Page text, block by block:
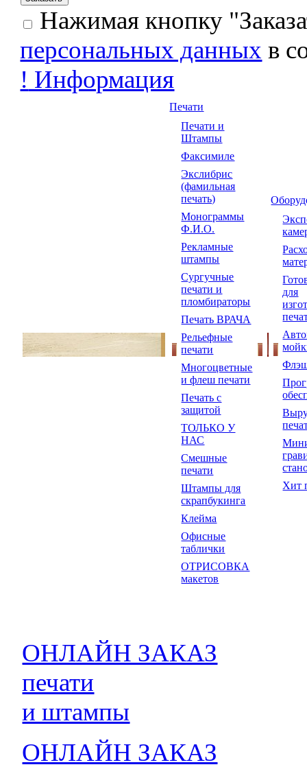
Нажимая кнопку
персональных данных в
! Информация
Печати
Печати и
Штампы
Факсимиле
Экслибрис
(фамильная
печать)
Монограммы
Ф.И.О.
Рекламные
штампы
Сургучные
печати и
пломбираторы
Печать ВРАЧА
Рельефные
печати
Многоцветные
и флеш печати
Печать с
защитой
ТОЛЬКО У
НАС
Смешные
печати
Штампы для
скрапбукинга
Клейма
Офисные
таблички
ОТРИСОВКА
макетов
для
Хит
ОНЛАЙН ЗАКАЗ
печати
и штампы
ОНЛАЙН ЗАКАЗ